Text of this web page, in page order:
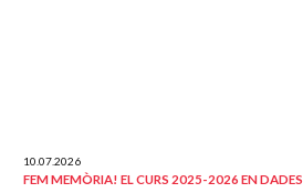
10.07.2026
FEM MEMÒRIA! EL CURS 2025-2026 EN DADES